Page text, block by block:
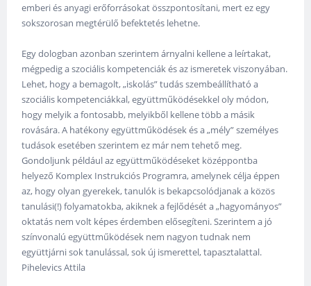
emberi és anyagi erőforrásokat összpontosítani, mert ez egy
sokszorosan megtérülő befektetés lehetne.
Egy dologban azonban szerintem árnyalni kellene a leírtakat,
mégpedig a szociális kompetenciák és az ismeretek viszonyában.
Lehet, hogy a bemagolt, „iskolás” tudás szembeállítható a
szociális kompetenciákkal, együttműködésekkel oly módon,
hogy melyik a fontosabb, melyikből kellene több a másik
rovására. A hatékony együttműködések és a „mély” személyes
tudások esetében szerintem ez már nem tehető meg.
Gondoljunk például az együttműködéseket középpontba
helyező Komplex Instrukciós Programra, amelynek célja éppen
az, hogy olyan gyerekek, tanulók is bekapcsolódjanak a közös
tanulási(!) folyamatokba, akiknek a fejlődését a „hagyományos”
oktatás nem volt képes érdemben elősegíteni. Szerintem a jó
színvonalú együttműködések nem nagyon tudnak nem
együttjárni sok tanulással, sok új ismerettel, tapasztalattal.
Pihelevics Attila